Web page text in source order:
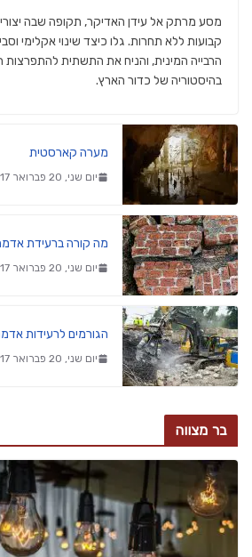
מסע מרתק אל עידן האדיקר, תקופה שבה
קבועות ללא תחרות. גלו כיצד שינוי אקלימי
הרבייה המינית, והניח את התשתית להתפרצות
בהיסטוריה של כדור הארץ.
מערה קארסטית
יום שני, 20 פברואר 2017, 10:27
מה קורה ברעידת
יום שני, 20 פברואר 2017, 10:26
הגורמים לרעידות
יום שני, 20 פברואר 2017, 10:25
בר מצווה